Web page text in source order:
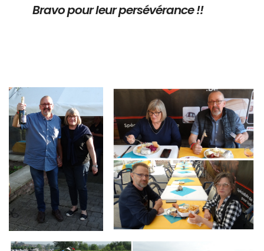
Bravo pour leur persévérance !!
Branding
ARMCHAIR ARMCHAIR
Branding